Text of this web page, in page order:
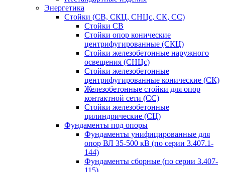
Энергетика
Стойки (СВ, СКЦ, СНЦс, СК, СС)
Стойки СВ
Стойки опор конические
центрифугированные (СКЦ)
Стойки железобетонные наружного
освещения (СНЦс)
Стойки железобетонные
центрифугированные конические (СК)
Железобетонные стойки для опор
контактной сети (СС)
Стойки железобетонные
цилиндрические (СЦ)
Фундаменты под опоры
Фундаменты унифицированные для
опор ВЛ 35-500 кВ (по серии 3.407.1-
144)
Фундаменты сборные (по серии 3.407-
115)